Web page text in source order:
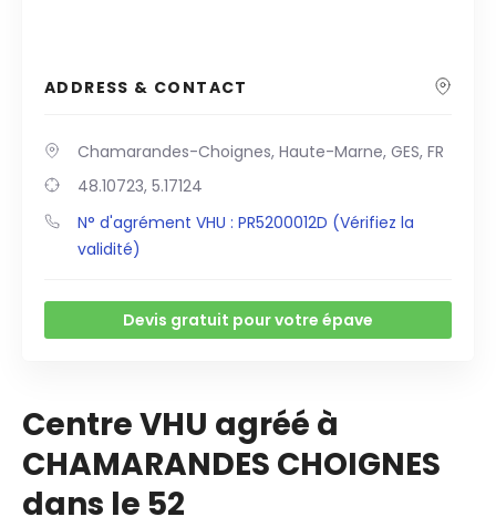
ADDRESS & CONTACT
Chamarandes-Choignes, Haute-Marne, GES, FR
48.10723, 5.17124
N° d'agrément VHU : PR5200012D (Vérifiez la
validité)
Devis gratuit pour votre épave
Centre VHU agréé à
CHAMARANDES CHOIGNES
dans le 52